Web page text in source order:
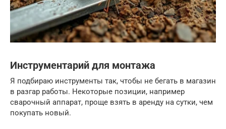
Инструментарий для монтажа
Я подбираю инструменты так, чтобы не бегать в магазин
в разгар работы. Некоторые позиции, например
сварочный аппарат, проще взять в аренду на сутки, чем
покупать новый.